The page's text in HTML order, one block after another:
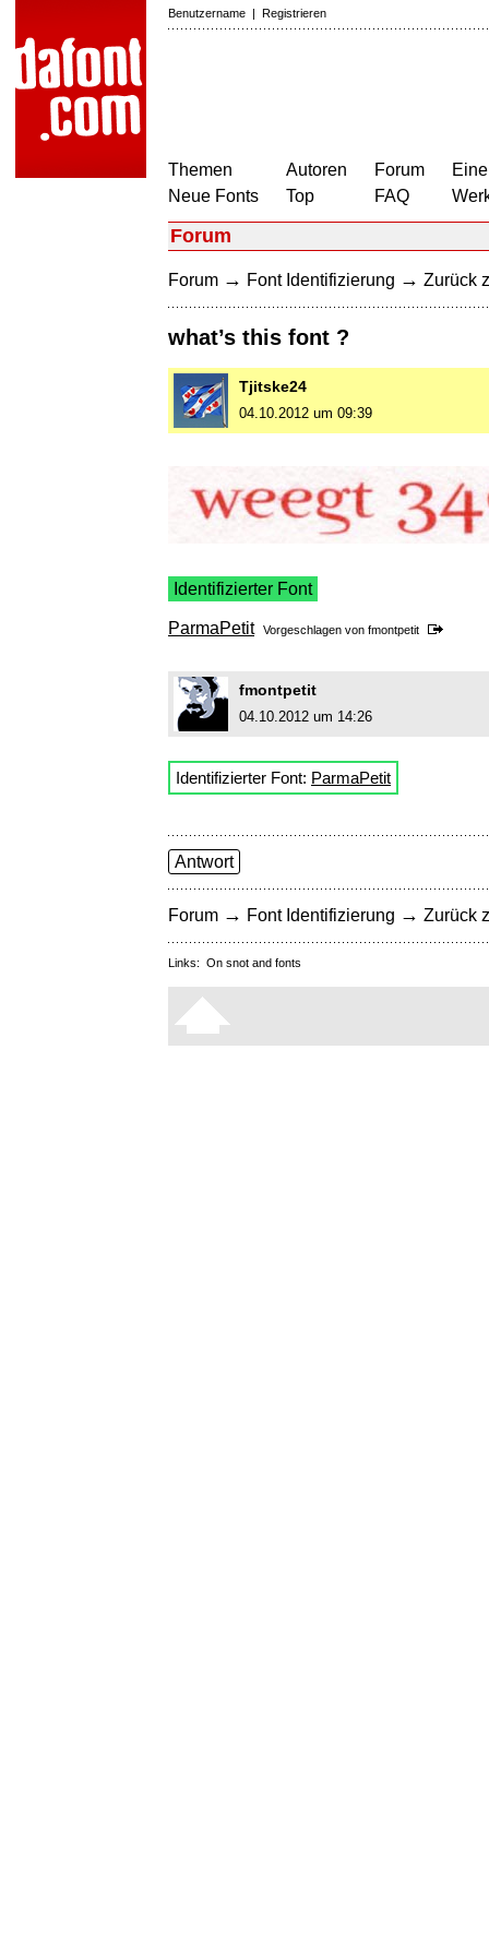
Benutzername | Registrieren
Themen
Neue Fonts
Autoren
Top
Forum
FAQ
Forum
Forum → Font Identifizierung → Zurück
what’s this font ?
Tjitske24
04.10.2012 um 09:39
Identifizierter Font
ParmaPetit Vorgeschlagen von fmontpetit
fmontpetit
04.10.2012 um 14:26
Identifizierter Font: ParmaPetit
Antwort
Forum → Font Identifizierung → Zurück
Links: On snot and fonts